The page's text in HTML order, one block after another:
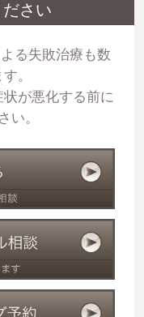
さい
る失敗治療も数
。
が悪化する前に
い。